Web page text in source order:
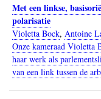
Met een linkse,
polarisatie
Violetta Bock, Antoine
Onze kameraad Violetta
haar werk als
van een link tussen de